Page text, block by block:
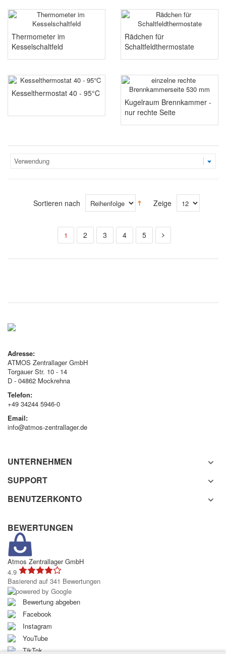
Thermometer im
Kesselschaltfeld
Rädchen für
Schaltfeldthermostate
Kesselthermostat 40 - 95°C
Kugelraum Brennkammer -
nur rechte Seite
Verwendung
Sortieren nach Zeige
1 2 3 4 5
Adresse:
ATMOS Zentrallager GmbH
Torgauer Str. 10 - 14
D - 04862 Mockrehna
Telefon:
+49 34244 5946-0
Email:
info@atmos-zentrallager.de
UNTERNEHMEN
SUPPORT
BENUTZERKONTO
BEWERTUNGEN
Atmos Zentrallager GmbH
4.9
Basierend auf 341 Bewertungen
Bewertung abgeben
Facebook
Instagram
YouTube
TikTok